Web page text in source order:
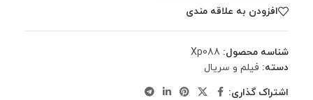
افزودن به علاقه مندی
شناسه محصول: Xp088
دسته: فیلم و سریال
اشتراک گذاری: